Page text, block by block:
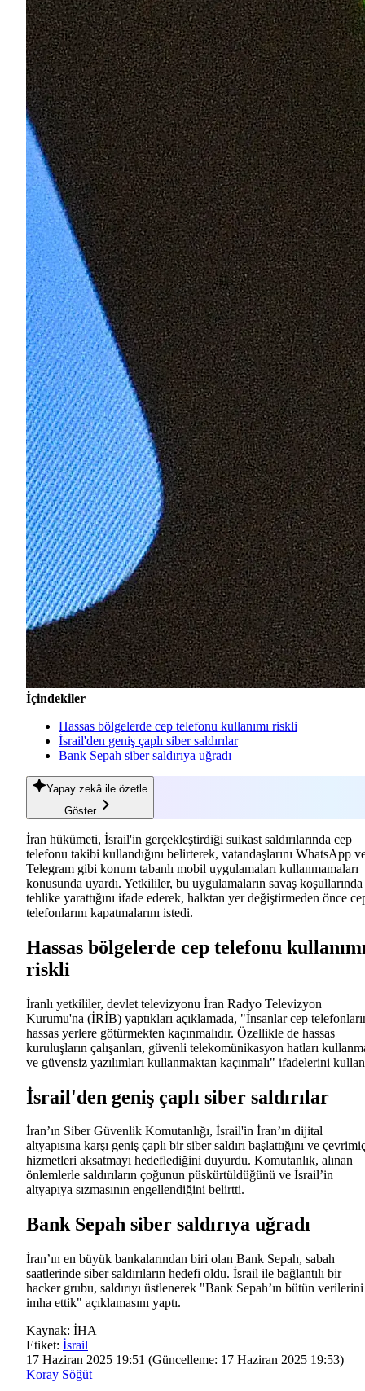
İçindekiler
Hassas bölgelerde cep telefonu kullanımı riskli
İsrail'den geniş çaplı siber saldırılar
Bank Sepah siber saldırıya uğradı
Yapay zekâ ile özetle
Göster
İran hükümeti, İsrail'in gerçekleştirdiği suikast saldırılarında cep
telefonu takibi kullandığını belirterek, vatandaşlarını WhatsApp
Telegram gibi konum tabanlı mobil uygulamaları kullanmamaları
konusunda uyardı. Yetkililer, bu uygulamaların savaş koşullarında
tehlike yarattığını ifade ederek, halktan yer değiştirmeden önce
telefonlarını kapatmalarını istedi.
Hassas bölgelerde cep telefonu
riskli
İranlı yetkililer, devlet televizyonu İran Radyo Televizyon
Kurumu'na (İRİB) yaptıkları açıklamada, "İnsanlar cep
hassas yerlere götürmekten kaçınmalıdır. Özellikle de hassas
kuruluşların çalışanları, güvenli telekomünikasyon hatları
ve güvensiz yazılımları kullanmaktan kaçınmalı" ifadelerini
İsrail'den geniş çaplı siber saldırılar
İran’ın Siber Güvenlik Komutanlığı, İsrail'in İran’ın dijital
altyapısına karşı geniş çaplı bir siber saldırı başlattığını ve
hizmetleri aksatmayı hedeflediğini duyurdu. Komutanlık, alınan
önlemlerle saldırıların çoğunun püskürtüldüğünü ve İsrail’in
altyapıya sızmasının engellendiğini belirtti.
Bank Sepah siber saldırıya uğradı
İran’ın en büyük bankalarından biri olan Bank Sepah, sabah
saatlerinde siber saldırıların hedefi oldu. İsrail ile bağlantılı bir
hacker grubu, saldırıyı üstlenerek "Bank Sepah’ın bütün verilerini
imha ettik" açıklamasını yaptı.
Kaynak: İHA
Etiket: İsrail
17 Haziran 2025 19:51 (Güncelleme: 17 Haziran 2025 19:53)
Koray Söğüt